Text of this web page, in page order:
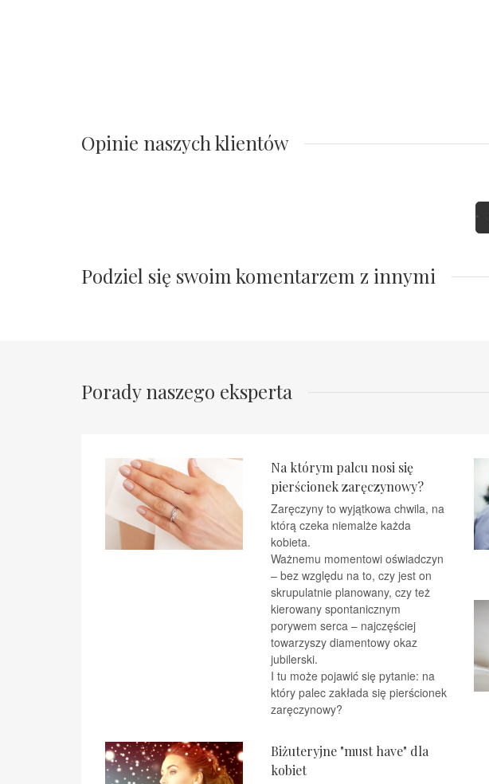
Opinie naszych klientów
Podziel się swoim komentarzem z innymi
Porady naszego eksperta
Na którym palcu nosi się
pierścionek zaręczynowy?
Zaręczyny to wyjątkowa chwila, na
którą czeka niemalże każda
kobieta.
Ważnemu momentowi oświadczyn
– bez względu na to, czy jest on
skrupulatnie planowany, czy też
kierowany spontanicznym
porywem serca – najczęściej
towarzyszy diamentowy okaz
jubilerski.
I tu może pojawić się pytanie: na
który palec zakłada się pierścionek
zaręczynowy?
Biżuteryjne "must have" dla
kobiet